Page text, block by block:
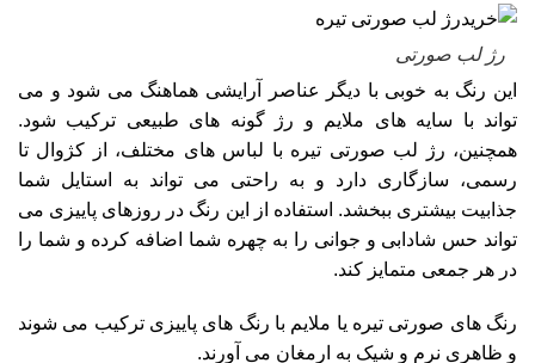
رژ لب صورتی
این رنگ به‌ خوبی با دیگر عناصر آرایشی هماهنگ می‌ شود و می‌
تواند با سایه‌ های ملایم و رژ گونه‌ های طبیعی ترکیب شود.
همچنین، رژ لب صورتی تیره با لباس‌ های مختلف، از کژوال تا
رسمی، سازگاری دارد و به راحتی می‌ تواند به استایل شما
جذابیت بیشتری ببخشد. استفاده از این رنگ در روزهای پاییزی می‌
تواند حس شادابی و جوانی را به چهره شما اضافه کرده و شما را
در هر جمعی متمایز کند.
رنگ‌ های صورتی تیره یا ملایم با رنگ‌ های پاییزی ترکیب می‌ شوند
و ظاهری نرم و شیک به ارمغان می‌ آورند.